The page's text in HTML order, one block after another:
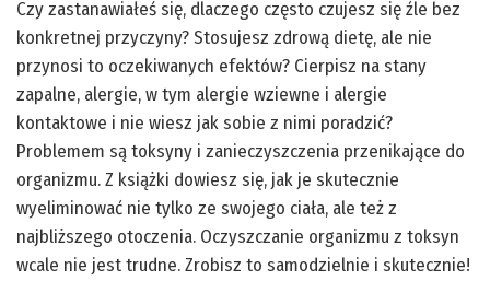
Czy zastanawiałeś się, dlaczego często czujesz się źle bez
konkretnej przyczyny? Stosujesz zdrową dietę, ale nie
przynosi to oczekiwanych efektów? Cierpisz na stany
zapalne, alergie, w tym alergie wziewne i alergie
kontaktowe i nie wiesz jak sobie z nimi poradzić?
Problemem są toksyny i zanieczyszczenia przenikające do
organizmu. Z książki dowiesz się, jak je skutecznie
wyeliminować nie tylko ze swojego ciała, ale też z
najbliższego otoczenia. Oczyszczanie organizmu z toksyn
wcale nie jest trudne. Zrobisz to samodzielnie i skutecznie!